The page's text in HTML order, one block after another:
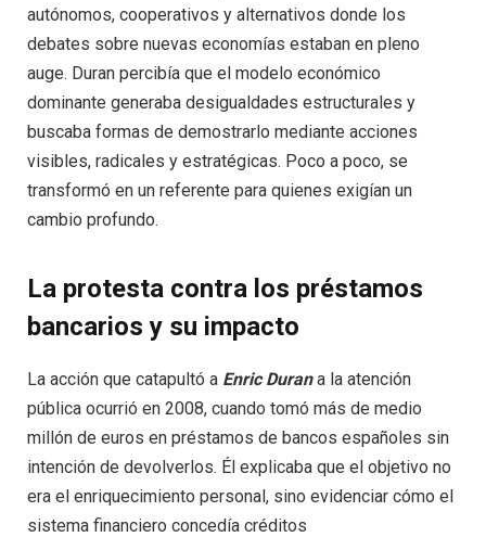
autónomos, cooperativos y alternativos donde los
debates sobre nuevas economías estaban en pleno
auge. Duran percibía que el modelo económico
dominante generaba desigualdades estructurales y
buscaba formas de demostrarlo mediante acciones
visibles, radicales y estratégicas. Poco a poco, se
transformó en un referente para quienes exigían un
cambio profundo.
La protesta contra los préstamos
bancarios y su impacto
La acción que catapultó a Enric Durana la atención
pública ocurrió en 2008, cuando tomó más de medio
millón de euros en préstamos de bancos españoles sin
intención de devolverlos. Él explicaba que el objetivo no
era el enriquecimiento personal, sino evidenciar cómo el
sistema financiero concedía créditos